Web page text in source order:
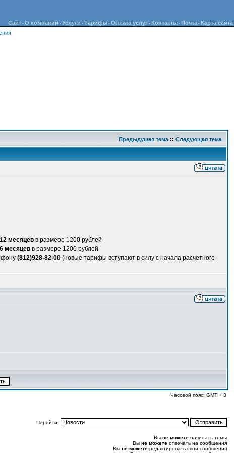
Сайт • О компании • Услуги • Тарифы • Оплата услуг • Контакты • Почта • Карта сайта
Предыдущая тема :: Следующая тема
месяцев в размере 1200 рублей
месяцев в размере 1200 рублей
(812)928-82-00 (новые тарифы вступают в силу с начала расчетного
Часовой пояс: GMT + 3
Перейти:
Вы не можете начинать темы
Вы не можете отвечать на сообщения
Вы не можете редактировать свои сообщения